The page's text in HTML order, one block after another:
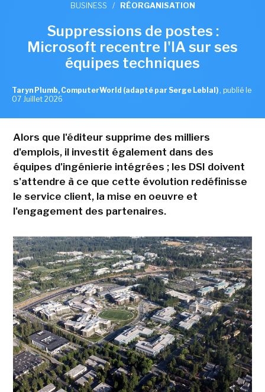
BUSINESS / RÉORGANISATION
Suppressions de postes :
Microsoft recentre l'IA sur ses
équipes techniques
Taryn Plumb, ComputerWorld (adapté par Serge Leblal) , publié le
07 Juillet 2026
Alors que l'éditeur supprime des milliers
d'emplois, il investit également dans des
équipes d'ingénierie intégrées ; les DSI doivent
s'attendre à ce que cette évolution redéfinisse
le service client, la mise en oeuvre et
l'engagement des partenaires.